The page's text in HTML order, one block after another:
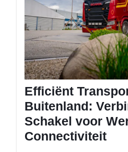
Efficiënt
Buitenland:
Schakel voor
Connectiviteit